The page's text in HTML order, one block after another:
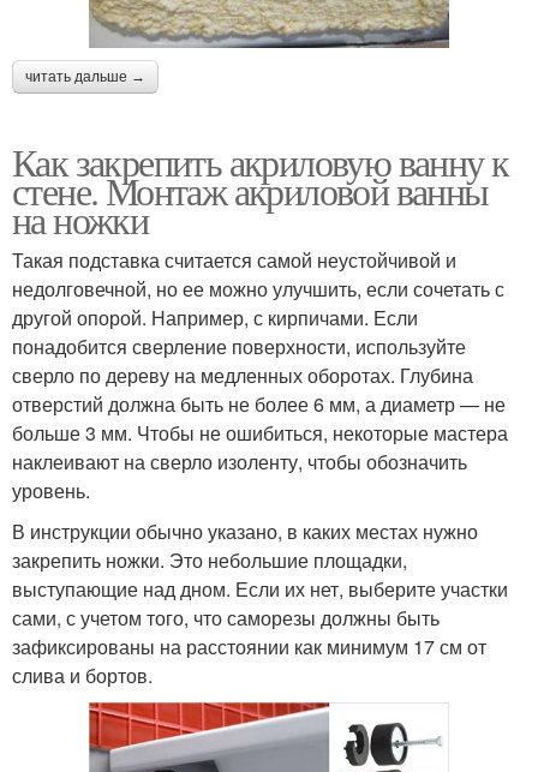
читать дальше →
Как закрепить акриловую ванну к
стене. Монтаж акриловой ванны
на ножки
Такая подставка считается самой неустойчивой и
недолговечной, но ее можно улучшить, если сочетать с
другой опорой. Например, с кирпичами. Если
понадобится сверление поверхности, используйте
сверло по дереву на медленных оборотах. Глубина
отверстий должна быть не более 6 мм, а диаметр — не
больше 3 мм. Чтобы не ошибиться, некоторые мастера
наклеивают на сверло изоленту, чтобы обозначить
уровень.
В инструкции обычно указано, в каких местах нужно
закрепить ножки. Это небольшие площадки,
выступающие над дном. Если их нет, выберите участки
сами, с учетом того, что саморезы должны быть
зафиксированы на расстоянии как минимум 17 см от
слива и бортов.